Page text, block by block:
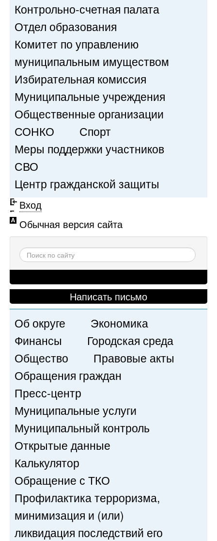
Контрольно-счетная палата
Отдел образования
Комитет по управлению
муниципальным имуществом
Избирательная комиссия
Муниципальные учреждения
Общественные организации
СОНКО
Спорт
Меры поддержки участников
СВО
Центр гражданской защиты
Вход
Обычная версия сайта
Написать письмо
Об округе
Экономика
Финансы
Городская среда
Общество
Правовые акты
Обращения граждан
Пресс-центр
Муниципальные услуги
Муниципальный контроль
Открытые данные
Калькулятор
Обращение с ТКО
Профилактика терроризма,
минимизация и (или)
ликвидация последствий его